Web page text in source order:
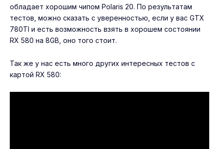
обладает хорошим чипом Polaris 20. По результатам
тестов, можно сказать с уверенностью, если у вас GTX
780TI и есть возможность взять в хорошем состоянии
RX 580 на 8GB, оно того стоит.
Так же у нас есть много других интересных тестов с
картой RX 580: